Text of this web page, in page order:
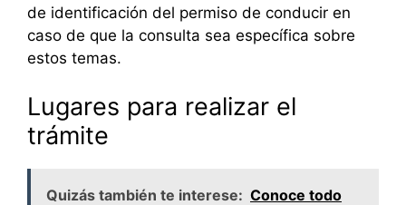
de identificación del permiso de conducir en
caso de que la consulta sea específica sobre
estos temas.
Lugares para realizar el
trámite
Quizás también te interese: Conoce todo